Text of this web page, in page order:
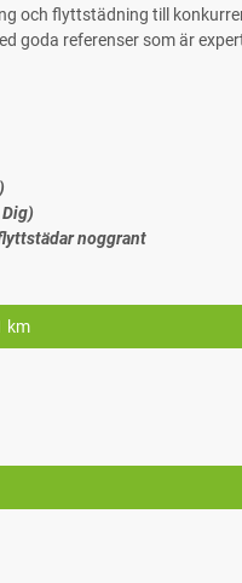
och flyttstädning till
goda referenser som är
noggrant
km